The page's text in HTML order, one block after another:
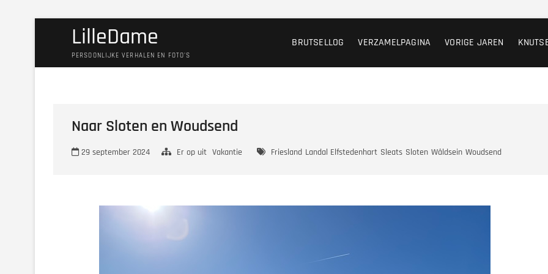
inhoud
LilleDame
PERSOONLIJKE VERHALEN EN FOTO'S
BRUTSELLOG VERZAMELPAGINA VORIGE JAREN
Naar Sloten en Woudsend
29 september 2024 Er op uit Vakantie Friesland Landal Elfstedenhart Sleats Sloten Wâldsein Woudsend